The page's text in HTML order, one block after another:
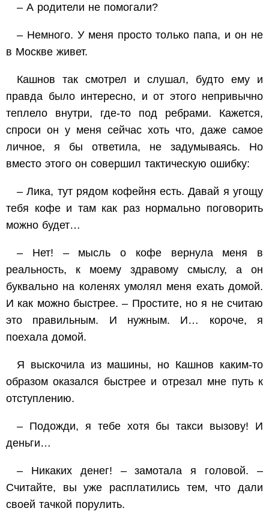
– А родители не помогали?
– Немного. У меня просто только папа, и он не
в Москве живет.
Кашнов так смотрел и слушал, будто ему и
правда было интересно, и от этого непривычно
теплело внутри, где-то под ребрами. Кажется,
спроси он у меня сейчас хоть что, даже самое
личное, я бы ответила, не задумываясь. Но
вместо этого он совершил тактическую ошибку:
– Лика, тут рядом кофейня есть. Давай я угощу
тебя кофе и там как раз нормально поговорить
можно будет…
– Нет! – мысль о кофе вернула меня в
реальность, к моему здравому смыслу, а он
буквально на коленях умолял меня ехать домой.
И как можно быстрее. – Простите, но я не считаю
это правильным. И нужным. И… короче, я
поехала домой.
Я выскочила из машины, но Кашнов каким-то
образом оказался быстрее и отрезал мне путь к
отступлению.
– Подожди, я тебе хотя бы такси вызову! И
деньги…
– Никаких денег! – замотала я головой. –
Считайте, вы уже расплатились тем, что дали
своей тачкой порулить.